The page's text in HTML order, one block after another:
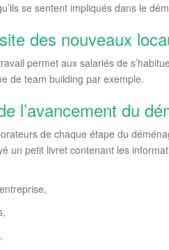
se sentent impliqués dans le
des nouveaux
permet aux salariés de
de team building par exemple.
l’avancement du
de chaque étape du
un petit livret contenant les